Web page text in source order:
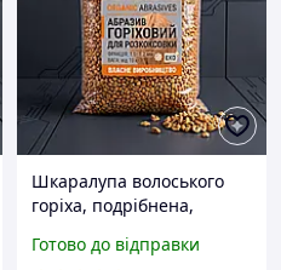
Шкаралупа волоського
горіха, подрібнена,
галтовки розмір гранули
Готово до відправки